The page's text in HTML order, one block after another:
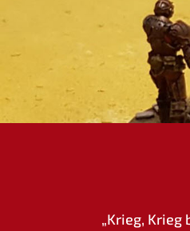
„Krieg, Krieg